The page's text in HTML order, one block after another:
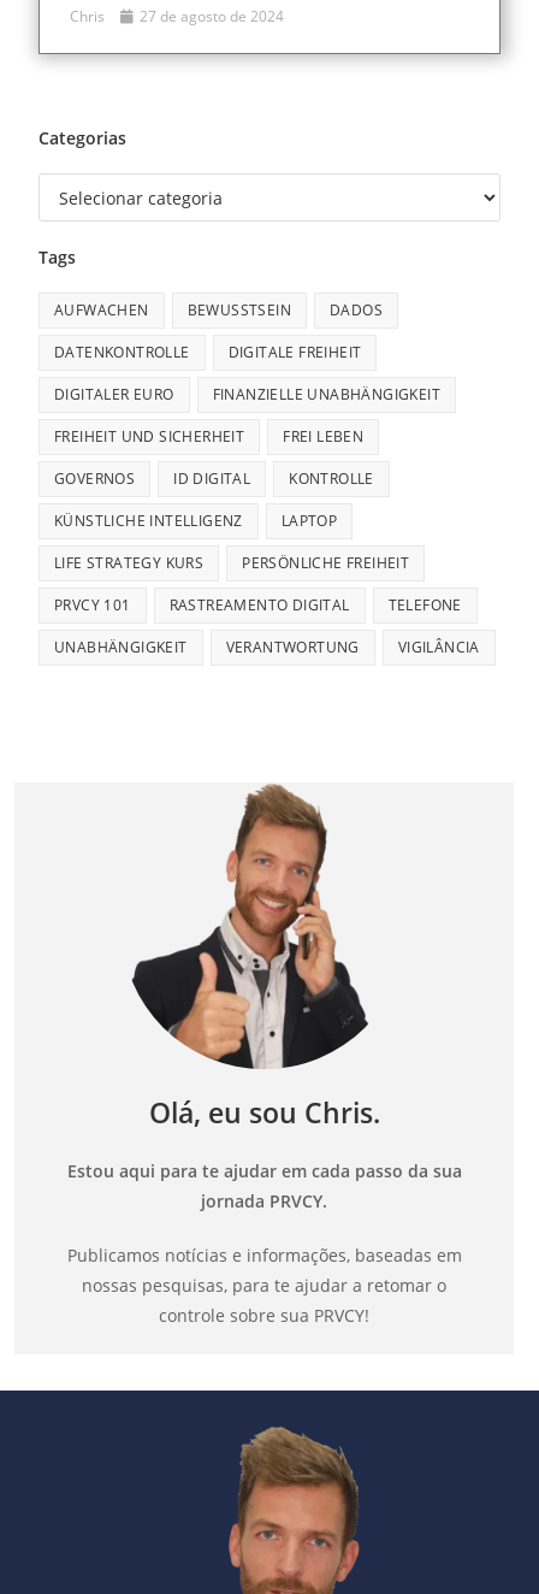
Chris 27 de agosto de 2024
Categorias
Tags
AUFWACHEN BEWUSSTSEIN DADOS
DATENKONTROLLE DIGITALE FREIHEIT
DIGITALER EURO FINANZIELLE UNABHÄNGIGKEIT
FREIHEIT UND SICHERHEIT FREI LEBEN
GOVERNOS ID DIGITAL KONTROLLE
KÜNSTLICHE INTELLIGENZ LAPTOP
LIFE STRATEGY KURS PERSÖNLICHE FREIHEIT
PRVCY 101 RASTREAMENTO DIGITAL TELEFONE
UNABHÄNGIGKEIT VERANTWORTUNG VIGILÂNCIA
Olá, eu sou Chris.
Estou aqui para te ajudar em cada passo da sua
jornada PRVCY.
Publicamos notícias e informações, baseadas em
nossas pesquisas, para te ajudar a retomar o
controle sobre sua PRVCY!